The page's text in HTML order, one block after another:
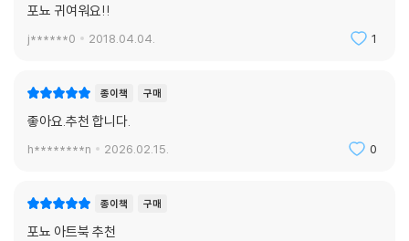
포뇨 귀여워요!!
j******0 2018.04.04. 1
종이책 구매
좋아요.추천 합니다.
h********n 2026.02.15. 0
종이책 구매
포뇨 아트북 추천